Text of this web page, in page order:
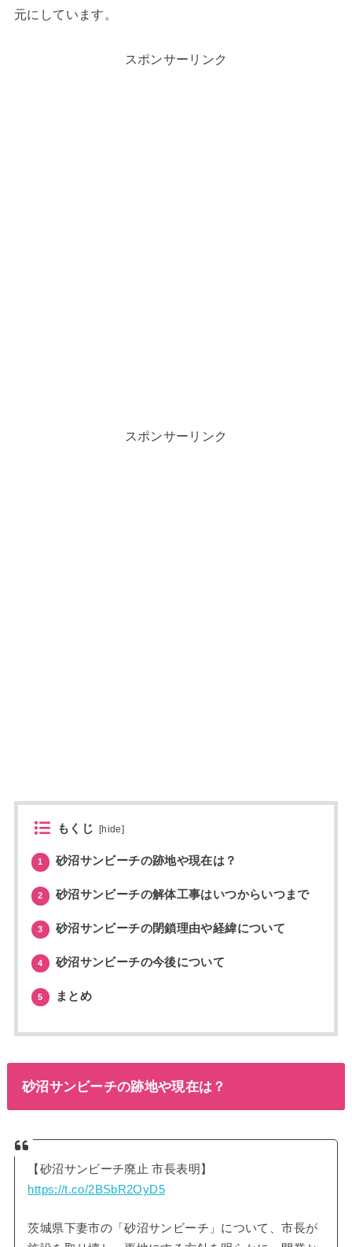
元にしています。
スポンサーリンク
スポンサーリンク
もくじ [hide]
1 砂沼サンビーチの跡地や現在は？
2 砂沼サンビーチの解体工事はいつからいつまで
3 砂沼サンビーチの閉鎖理由や経緯について
4 砂沼サンビーチの今後について
5 まとめ
砂沼サンビーチの跡地や現在は？
【砂沼サンビーチ廃止 市長表明】
https://t.co/2BSbR2OyD5
茨城県下妻市の「砂沼サンビーチ」について、市長が